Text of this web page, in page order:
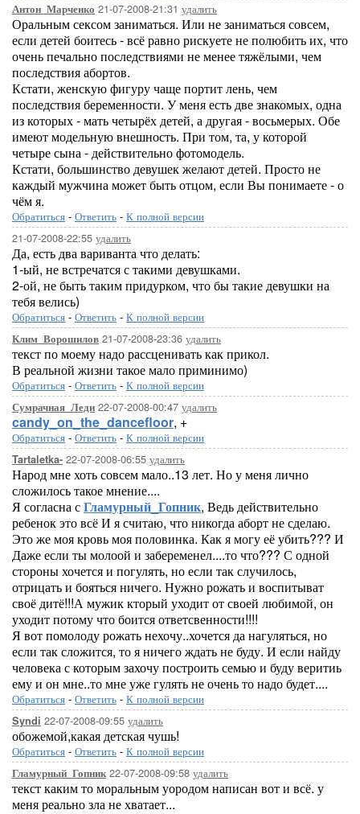
Антон_Марченко 21-07-2008-21:31 удалить
Оральным сексом заниматься. Или не заниматься совсем,
если детей боитесь - всё равно рискуете не полюбить их, что
очень печально последствиями не менее тяжёлыми, чем
последствия абортов.
Кстати, женскую фигуру чаще портит лень, чем
последствия беременности. У меня есть две знакомых, одна
из которых - мать четырёх детей, а другая - восьмерых. Обе
имеют модельную внешность. При том, та, у которой
четыре сына - действительно фотомодель.
Кстати, большинство девушек желают детей. Просто не
каждый мужчина может быть отцом, если Вы понимаете - о
чём я.
Обратиться - Ответить - К полной версии
21-07-2008-22:55 удалить
Да, есть два вариванта что делать:
1-ый, не встречатся с такими девушками.
2-ой, не быть таким придурком, что бы такие девушки на
тебя велись)
Обратиться - Ответить - К полной версии
Клим_Ворошилов 21-07-2008-23:36 удалить
текст по моему надо рассценивать как прикол.
В реальной жизни такое мало приминимо)
Обратиться - Ответить - К полной версии
Сумрачная_Леди 22-07-2008-00:47 удалить
candy_on_the_dancefloor, +
Обратиться - Ответить - К полной версии
Tartaletka- 22-07-2008-06:55 удалить
Народ мне хоть совсем мало..13 лет. Но у меня лично
сложилось такое мнение....
Я согласна сГламурный_Гопник, Ведь действительно
ребенок это всё И я считаю, что никогда аборт не сделаю.
Это же моя кровь моя половинка. Как я могу её убить??? И
Даже если ты молоой и забеременел....то что??? С одной
стороны хочется и погулять, но если так случилось,
отрицать и бояться ничего. Нужно рожать и воспитыват
своё дитё!!!А мужик кторый уходит от своей любимой, он
уходит потому что боится ответсвенности!!!!
Я вот помолоду рожать нехочу..хочется да нагуляться, но
если так сложится, то я ничего ждать не буду. И если найду
человека с которым захочу построить семью и буду веритиь
ему и он мне..то мне уже гулять не очень то надо будет....
Обратиться - Ответить - К полной версии
Syndi 22-07-2008-09:55 удалить
обожемой,какая детская чушь!
Обратиться - Ответить - К полной версии
Гламурный_Гопник22-07-2008-09:58 удалить
текст каким то моральным уородом написан вот и всё. у
меня реально зла не хватает...